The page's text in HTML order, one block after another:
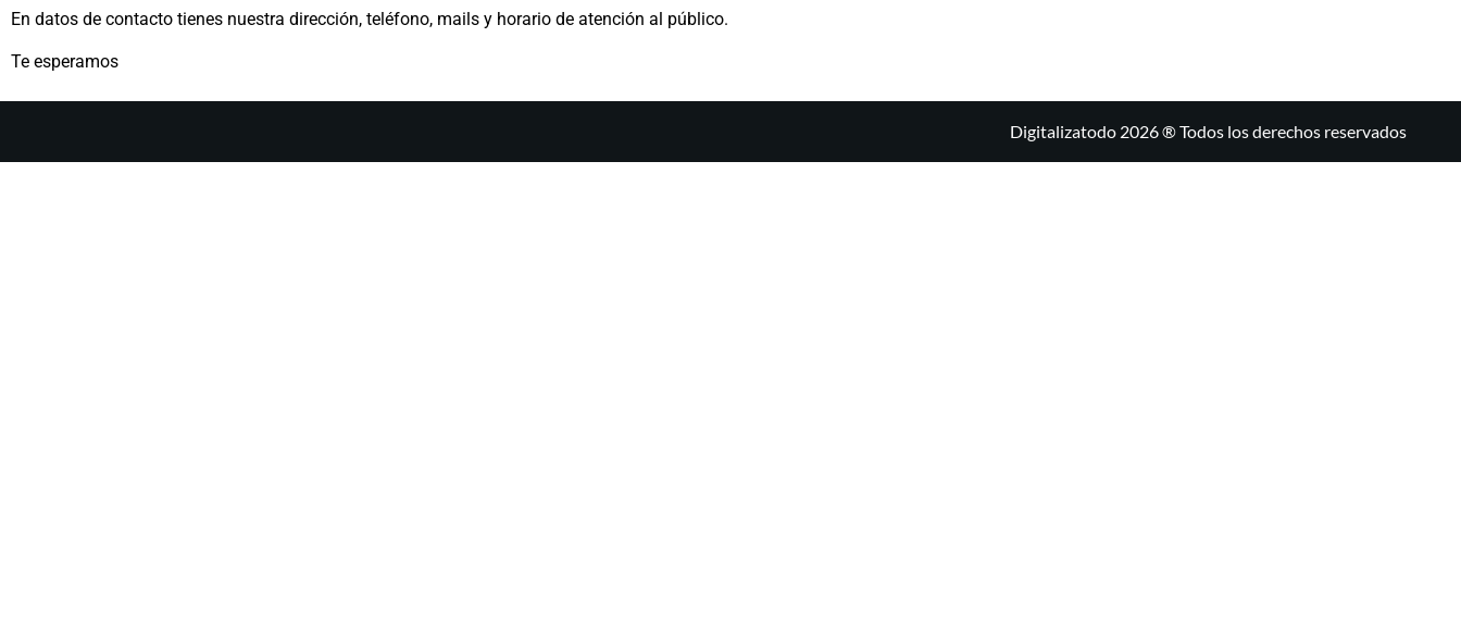
En datos de contacto tienes nuestra dirección, teléfono, mails y horario de atención al público.
Te esperamos
Digitalizatodo 2026 ® Todos los derechos reservados